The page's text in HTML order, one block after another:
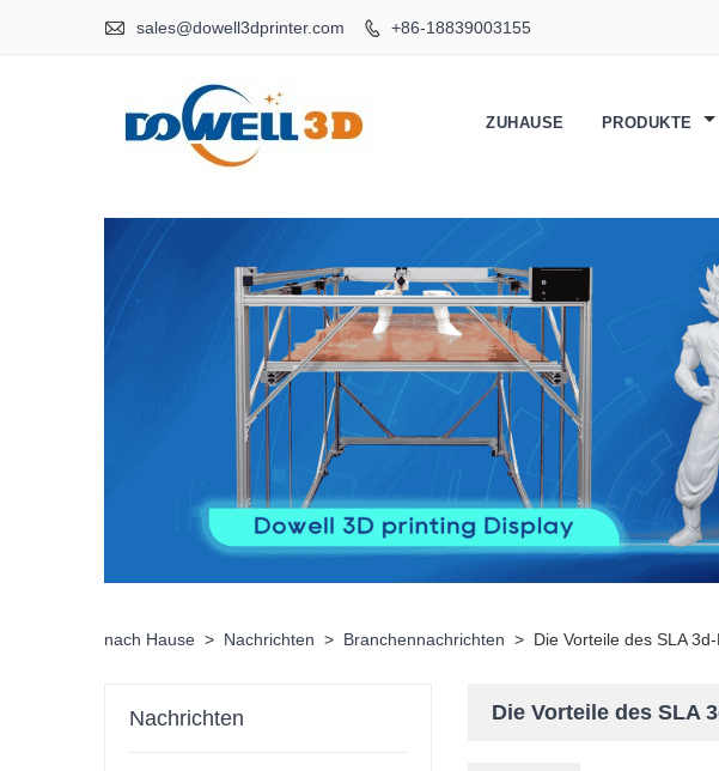
 sales@dowell3dprinter.com  +86-18839003155
ZUHAUSE PRODUKTE
nach Hause > Nachrichten > Branchennachrichten > Die Vorteile des SLA
Die Vorteile des SLA
Nachrichten